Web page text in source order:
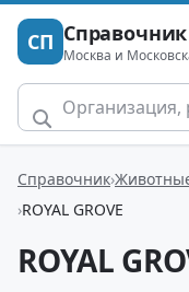
СП Москва и
Справочник
ROYAL GROVE
ROYAL